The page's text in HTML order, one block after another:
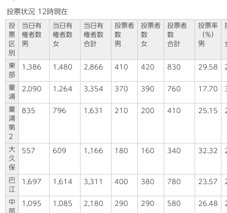
投票状況 12時現在
投
票
区
別
当日有
権者数
男
当日有
権者数
女
当日有
権者数
合計
投票者
数
男
投票者
数
女
投票者
数
合計
投票率
（％）
男
東
部
1,386 1,480 2,866 410 420 830 29.58
童
浦
2,090 1,264 3,354 370 390 760 17.70
童
浦
第
2
835 796 1,631 210 200 410 25.15
大
久
保
557 609 1,166 180 160 340 32.32
巴
江
1,697 1,614 3,311 400 380 780 23.57
中
部
1,095 1,085 2,180 290 290 580 26.48